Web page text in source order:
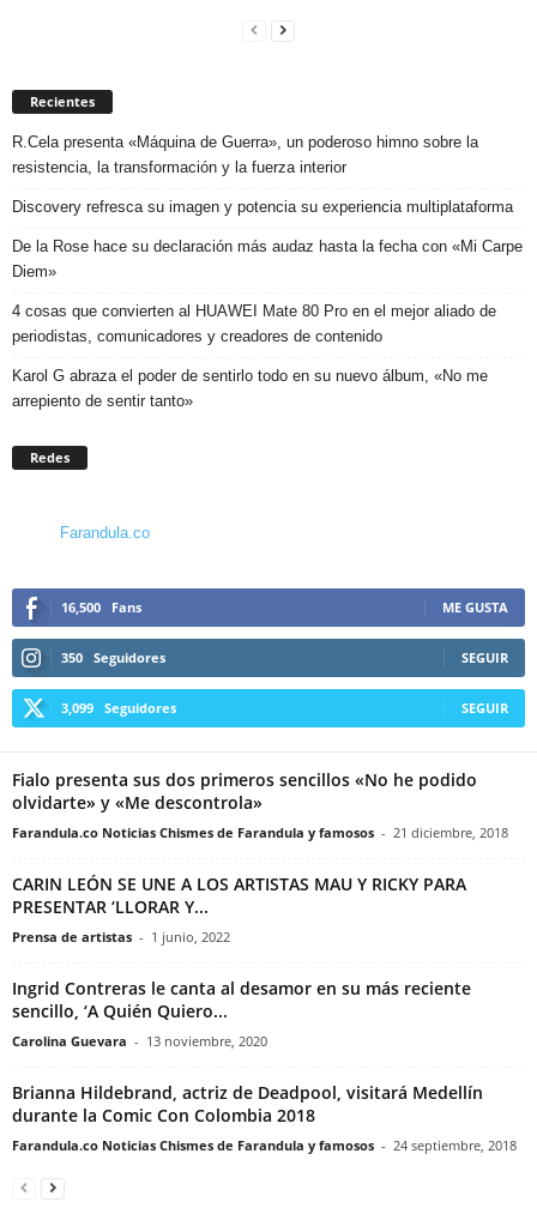
Recientes
R.Cela presenta «Máquina de Guerra», un poderoso himno sobre la
resistencia, la transformación y la fuerza interior
Discovery refresca su imagen y potencia su experiencia multiplataforma
De la Rose hace su declaración más audaz hasta la fecha con «Mi Carpe
Diem»
4 cosas que convierten al HUAWEI Mate 80 Pro en el mejor aliado de
periodistas, comunicadores y creadores de contenido
Karol G abraza el poder de sentirlo todo en su nuevo álbum, «No me
arrepiento de sentir tanto»
Redes
Farandula.co
16,500 Fans ME GUSTA
350 Seguidores SEGUIR
3,099 Seguidores SEGUIR
Fialo presenta sus dos primeros sencillos «No he podido
olvidarte» y «Me descontrola»
Farandula.co Noticias Chismes de Farandula y famosos - 21 diciembre, 2018
CARIN LEÓN SE UNE A LOS ARTISTAS MAU Y RICKY PARA
PRESENTAR ‘LLORAR Y...
Prensa de artistas - 1 junio, 2022
Ingrid Contreras le canta al desamor en su más reciente
sencillo, ‘A Quién Quiero...
Carolina Guevara - 13 noviembre, 2020
Brianna Hildebrand, actriz de Deadpool, visitará Medellín
durante la Comic Con Colombia 2018
Farandula.co Noticias Chismes de Farandula y famosos - 24 septiembre, 2018